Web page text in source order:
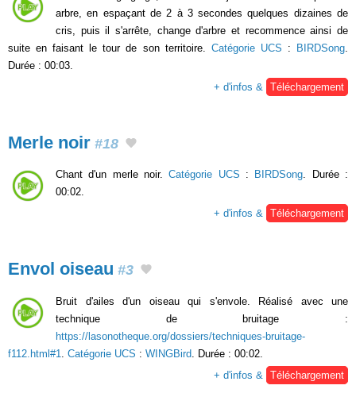
arbre, en espaçant de 2 à 3 secondes quelques dizaines de
cris, puis il s'arrête, change d'arbre et recommence ainsi de
suite en faisant le tour de son territoire. Catégorie UCS : BIRDSong
Durée : 00:03.
+ d'infos &
Téléchargement
Merle noir #18
Chant d'un merle noir.Catégorie UCS : BIRDSong. Durée :
00:02.
+ d'infos & Téléchargement
Envol oiseau #3
Bruit d'ailes d'un oiseau qui s'envole. Réalisé avec une
technique de bruitage :
https://lasonotheque.org/dossiers/techniques-bruitage-
f112.html#1. Catégorie UCS : WINGBird. Durée : 00:02.
+ d'infos & Téléchargement